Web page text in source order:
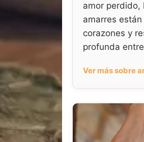
amor perdido,
amarres
corazones y
profunda
Ver más sobre